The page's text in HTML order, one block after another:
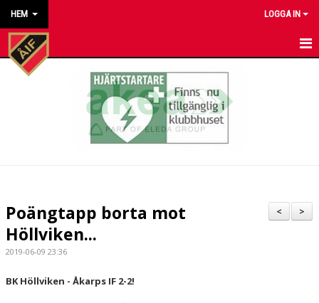
HEM LOGGA IN
HEM
KONTAKT ÅKARP IF
OM FÖRENINGEN
DOKUMENT
>
<
Poängtapp borta mot
Höllviken...
2019-06-09 23:36
BK Höllviken - Åkarps IF 2-2!